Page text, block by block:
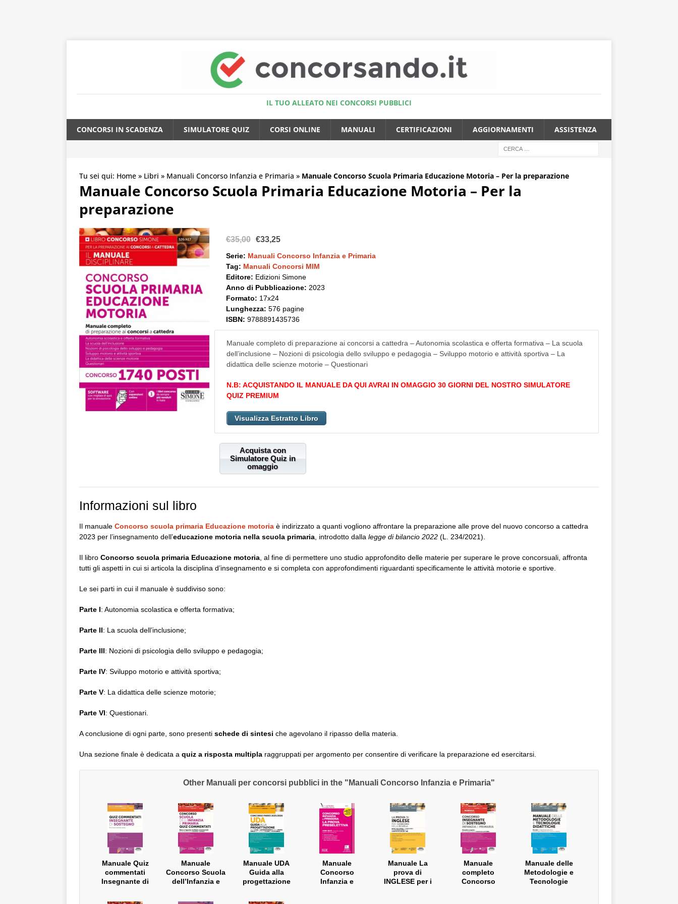
IL TUO ALLEATO NEI CONCORSI PUBBLICI
CONCORSI IN SCADENZA SIMULATORE QUIZ CORSI ONLINE MANUALI CERTIFICAZIONI AGGIORNAMENTI ASSISTENZA
Tu sei qui: Home » Libri » Manuali Concorso Infanzia e Primaria » Manuale Concorso Scuola Primaria Educazione Motoria – Per la preparazione
Manuale Concorso Scuola Primaria Educazione Motoria – Per la
preparazione
€35,00 €33,25
Serie: Manuali Concorso Infanzia e Primaria
Tag: Manuali Concorsi MIM
Editore: Edizioni Simone
Anno di Pubblicazione: 2023
Formato: 17x24
Lunghezza: 576 pagine
ISBN: 9788891435736
Manuale completo di preparazione ai concorsi a cattedra – Autonomia scolastica e offerta formativa – La scuola
dell’inclusione – Nozioni di psicologia dello sviluppo e pedagogia – Sviluppo motorio e attività sportiva – La
didattica delle scienze motorie – Questionari
N.B: ACQUISTANDO IL MANUALE DA QUI AVRAI IN OMAGGIO 30 GIORNI DEL NOSTRO SIMULATORE
QUIZ PREMIUM
Visualizza Estratto Libro
Acquista con
Simulatore Quiz in
omaggio
Informazioni sul libro
Il manuale Concorso scuola primaria Educazione motoria è indirizzato a quanti vogliono affrontare la preparazione alle prove del nuovo concorso a cattedra
2023 per l’insegnamento dell’educazione motoria nella scuola primaria, introdotto dalla legge di bilancio 2022 (L. 234/2021).
Il libro Concorso scuola primaria Educazione motoria, al fine di permettere uno studio approfondito delle materie per superare le prove concorsuali, affronta
tutti gli aspetti in cui si articola la disciplina d’insegnamento e si completa con approfondimenti riguardanti specificamente le attività motorie e sportive.
Le sei parti in cui il manuale è suddiviso sono:
Parte I: Autonomia scolastica e offerta formativa;
Parte II: La scuola dell’inclusione;
Parte III: Nozioni di psicologia dello sviluppo e pedagogia;
Parte IV: Sviluppo motorio e attività sportiva;
Parte V: La didattica delle scienze motorie;
Parte VI: Questionari.
A conclusione di ogni parte, sono presenti schede di sintesi che agevolano il ripasso della materia.
Una sezione finale è dedicata a quiz a risposta multipla raggruppati per argomento per consentire di verificare la preparazione ed esercitarsi.
Other Manuali per concorsi pubblici in the "Manuali Concorso Infanzia e Primaria"
Manuale Quiz
commentati
Insegnante di
nuovo concorso
Manuale
Concorso Scuola
dell’Infanzia e
Commentati
Manuale UDA
Guida alla
progettazione
apprendimento -
Manuale
Concorso
Infanzia e
Manuale La
prova di
INGLESE per i
Manuale
completo
Concorso
Manuale delle
Metodologie e
Tecnologie